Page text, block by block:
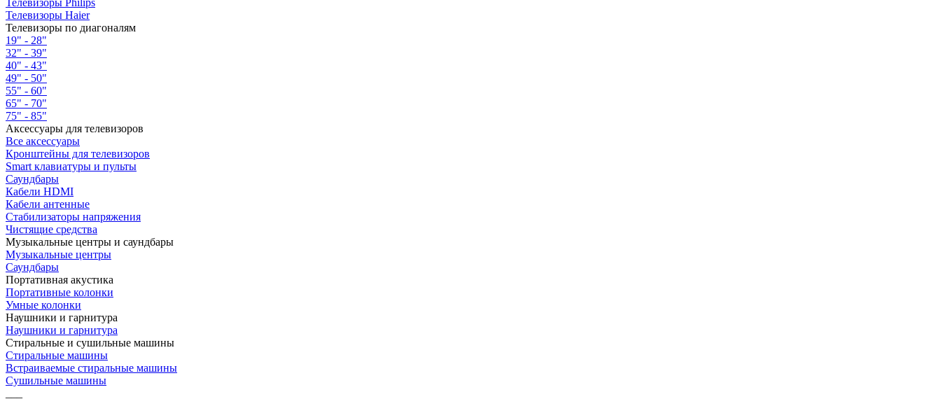
Телевизоры Philips
Телевизоры Haier
Телевизоры по диагоналям
19" - 28"
32" - 39"
40" - 43"
49" - 50"
55" - 60"
65" - 70"
75" - 85"
Аксессуары для телевизоров
Все аксессуары
Кронштейны для телевизоров
Smart клавиатуры и пульты
Саундбары
Кабели HDMI
Кабели антенные
Стабилизаторы напряжения
Чистящие средства
Музыкальные центры и саундбары
Музыкальные центры
Саундбары
Портативная акустика
Портативные колонки
Умные колонки
Наушники и гарнитура
Наушники и гарнитура
Стиральные и сушильные машины
Стиральные машины
Встраиваемые стиральные машины
Сушильные машины